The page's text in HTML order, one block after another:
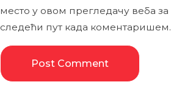
место у овом прегледачу веба за
следећи пут када коментаришем.